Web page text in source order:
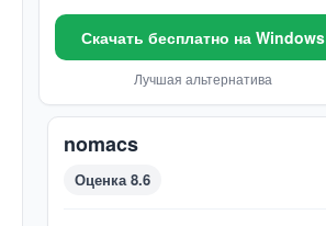
Скачать бесплатно на Windows
Лучшая альтернатива
nomacs
Оценка 8.6